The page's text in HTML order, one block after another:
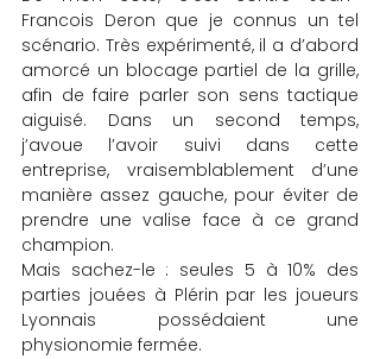
Francois Deron que je connus un tel
scénario. Très expérimenté, il a d’abord
amorcé un blocage partiel de la grille,
afin de faire parler son sens tactique
aiguisé. Dans un second temps,
j’avoue l’avoir suivi dans cette
entreprise, vraisemblablement d’une
manière assez gauche, pour éviter de
prendre une valise face à ce grand
champion.
Mais sachez-le : seules 5 à 10% des
parties jouées à Plérin par les joueurs
Lyonnais possédaient une
physionomie fermée.